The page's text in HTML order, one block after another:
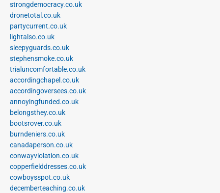
strongdemocracy.co.uk
dronetotal.co.uk
partycurrent.co.uk
lightalso.co.uk
sleepyguards.co.uk
stephensmoke.co.uk
trialuncomfortable.co.uk
accordingchapel.co.uk
accordingoversees.co.uk
annoyingfunded.co.uk
belongsthey.co.uk
bootsrover.co.uk
burndeniers.co.uk
canadaperson.co.uk
conwayviolation.co.uk
copperfielddresses.co.uk
cowboysspot.co.uk
decemberteaching.co.uk